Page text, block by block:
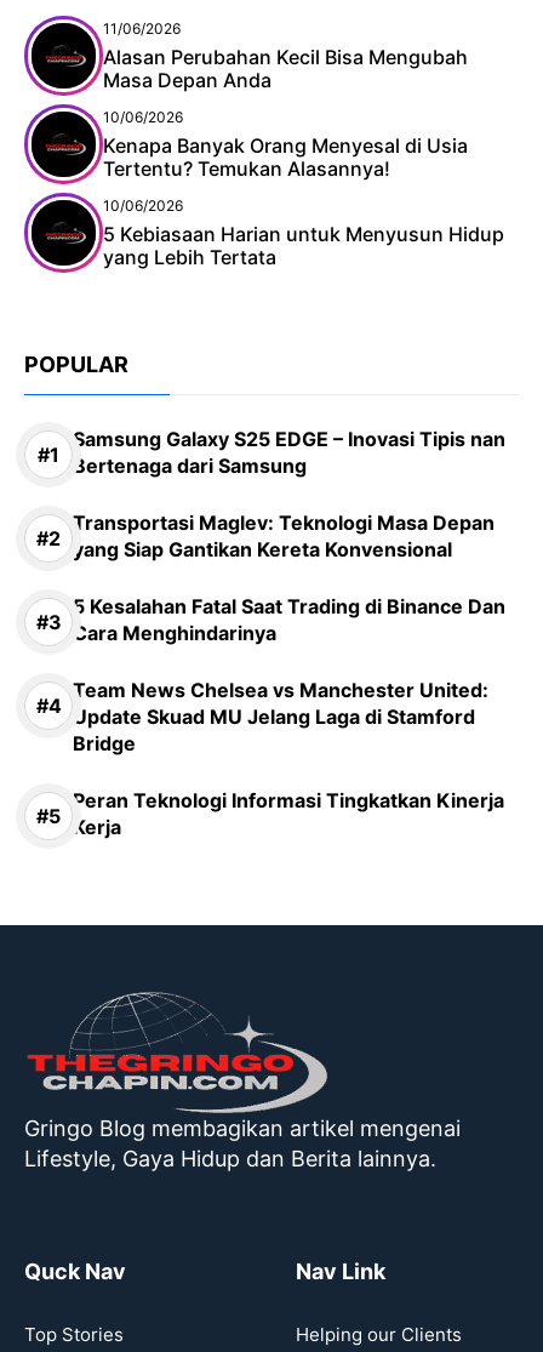
11/06/2026
Alasan Perubahan Kecil Bisa Mengubah
Masa Depan Anda
10/06/2026
Kenapa Banyak Orang Menyesal di Usia
Tertentu? Temukan Alasannya!
10/06/2026
5 Kebiasaan Harian untuk Menyusun Hidup
yang Lebih Tertata
POPULAR
Samsung Galaxy S25 EDGE – Inovasi Tipis nan
Bertenaga dari Samsung
Transportasi Maglev: Teknologi Masa Depan
yang Siap Gantikan Kereta Konvensional
5 Kesalahan Fatal Saat Trading di Binance Dan
Cara Menghindarinya
Team News Chelsea vs Manchester United:
Update Skuad MU Jelang Laga di Stamford
Bridge
Peran Teknologi Informasi Tingkatkan Kinerja
Kerja
Gringo Blog membagikan artikel mengenai
Lifestyle, Gaya Hidup dan Berita lainnya.
Quck Nav
Top Stories
Nav Link
Helping our Clients